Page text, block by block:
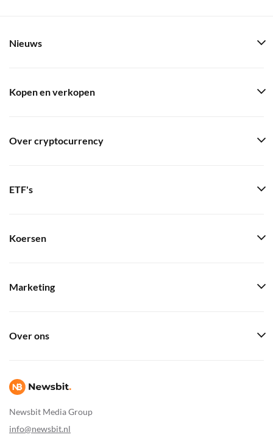
Newsbit Media Group
info@newsbit.nl
Nieuws
Kopen en verkopen
Over cryptocurrency
ETF's
Koersen
Marketing
Over ons